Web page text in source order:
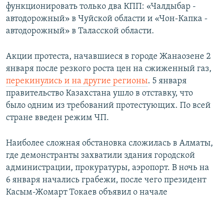
функционировать только два КПП: «Чалдыбар -
автодорожный» в Чуйской области и «Чон-Капка -
автодорожный» в Таласской области.
Акции протеста, начавшиеся в городе Жанаозене 2
января после резкого роста цен на сжиженный газ,
перекинулись и на другие регионы. 5 января
правительство Казахстана ушло в отставку, что
было одним из требований протестующих. По всей
стране введен режим ЧП.
Наиболее сложная обстановка сложилась в Алматы,
где демонстранты захватили здания городской
администрации, прокуратуры, аэропорт. В ночь на
6 января начались грабежи, после чего президент
Касым-Жомарт Токаев объявил о начале